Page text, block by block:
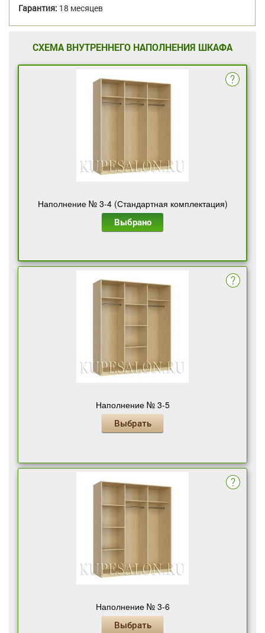
Гарантия: 18 месяцев
СХЕМА ВНУТРЕННЕГО НАПОЛНЕНИЯ ШКАФА
Наполнение № 3-4 (Стандартная комплектация)
Выбрано
Наполнение № 3-5
Выбрать
Наполнение № 3-6
Выбрать